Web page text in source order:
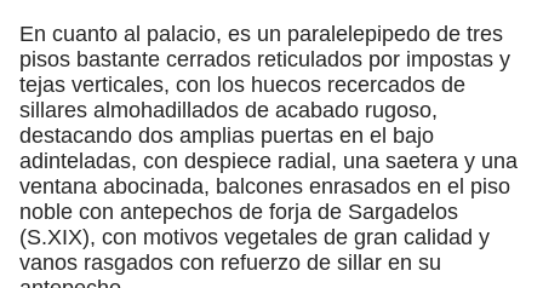
En cuanto al palacio, es un paralelepipedo de tres
pisos bastante cerrados reticulados por impostas y
tejas verticales, con los huecos recercados de
sillares almohadillados de acabado rugoso,
destacando dos amplias puertas en el bajo
adinteladas, con despiece radial, una saetera y una
ventana abocinada, balcones enrasados en el piso
noble con antepechos de forja de Sargadelos
(S.XIX), con motivos vegetales de gran calidad y
vanos rasgados con refuerzo de sillar en su